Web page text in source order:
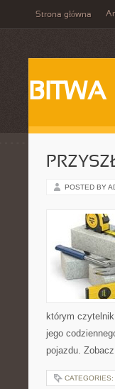
Strona główna
BITWA
POSTED BY
którym
jego
pojazdu.
CATEGORIES: